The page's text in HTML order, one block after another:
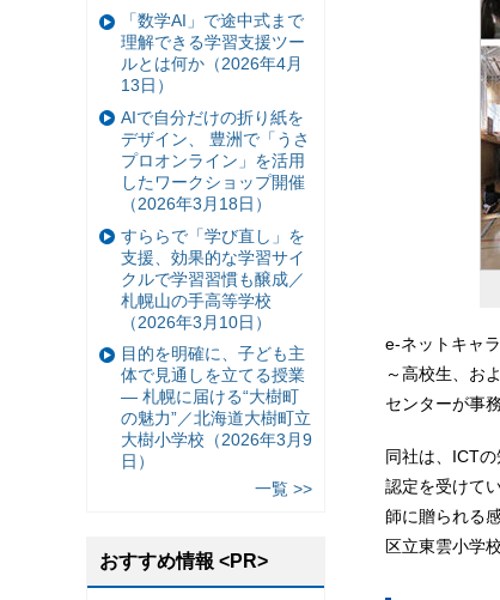
e-ネットキャ
～高校生、お
センターが事
同社は、ICT
認定を受けて
師に贈られる
区立東雲小学
「数学AI」で途中式まで
理解できる学習支援ツー
ルとは何か（2026年4月
13日）
AIで自分だけの折り紙を
デザイン、 豊洲で「うさ
プロオンライン」を活用
したワークショップ開催
（2026年3月18日）
すららで「学び直し」を
支援、効果的な学習サイ
クルで学習習慣も醸成／
札幌山の手高等学校
（2026年3月10日）
目的を明確に、子ども主
体で見通しを立てる授業
— 札幌に届ける“大樹町
の魅力”／北海道大樹町立
大樹小学校（2026年3月9
日）
一覧 >>
おすすめ情報 <PR>